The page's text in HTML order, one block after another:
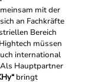
mit der
an Fachkräfte
Bereich
müssen
international
Hauptpartner
bringt